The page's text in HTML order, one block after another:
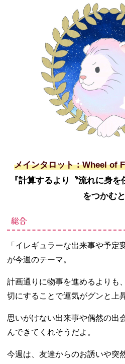
メインタロット：Wheel of
『計算するより〝流れに身
をつかむと
総合
「イレギュラーな出来事や予定
が今週のテーマ。
計画通りに物事を進めるよりも
切にすることで運気がグンと上
思いがけない出来事や偶然の出
んできてくれそうだよ。
今週は、友達からのお誘いや突